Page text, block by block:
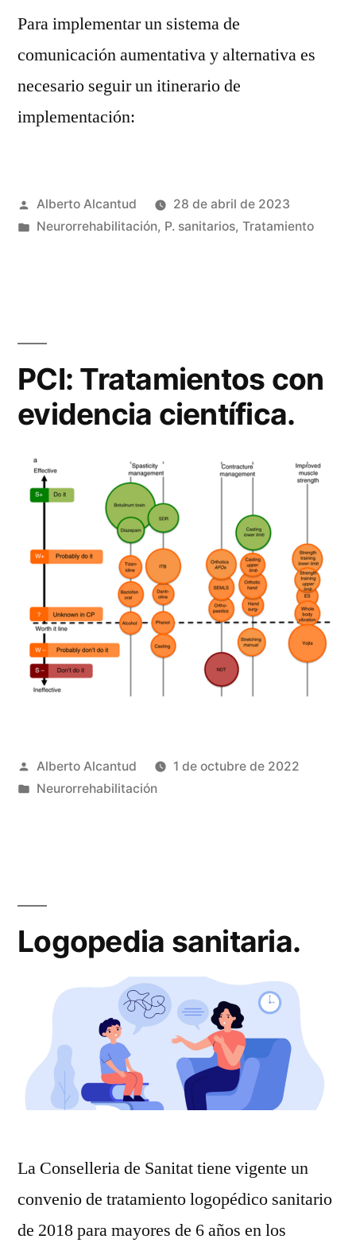
Para implementar un sistema de
comunicación aumentativa y alternativa es
necesario seguir un itinerario de
implementación:
Publicado
por
Alberto Alcantud
28 de abril de 2023
Publicado
Neurorrehabilitación, P. sanitarios, Tratamiento
PCI: Tratamientos con
evidencia científica.
Publicado
por
Alberto Alcantud
1 de octubre de 2022
Publicado
Neurorrehabilitación
Logopedia sanitaria.
La Conselleria de Sanitat tiene vigente un
convenio de tratamiento logopédico sanitario
de 2018 para mayores de 6 años en los